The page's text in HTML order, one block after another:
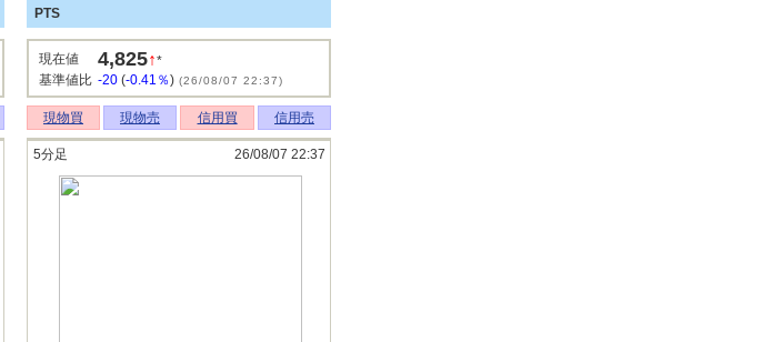
PTS
現在値 4,825↑*
基準値比 -20 (-0.41％) (26/08/07 22:37)
現物買 現物売 信用買 信用売
5分足 26/08/07 22:37